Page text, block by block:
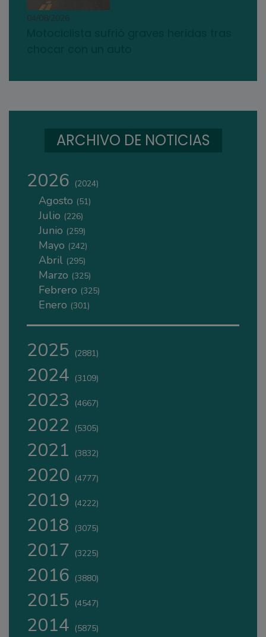
04/08/2026
ARCHIVO DE NOTICIAS
2026 (2024)
Agosto (51)
Julio (226)
Junio (259)
Mayo (242)
Abril (295)
Marzo (325)
Febrero (325)
Enero (301)
2025 (2881)
2024 (3109)
2023 (4667)
2022 (5305)
2021 (3832)
2020 (4777)
2019 (4222)
2018 (3075)
2017 (3225)
2016 (3880)
2015 (4547)
2014 (5875)